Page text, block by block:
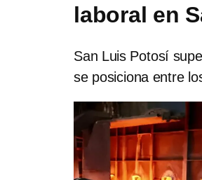
laboral en
San Luis Potosí
se posiciona entre